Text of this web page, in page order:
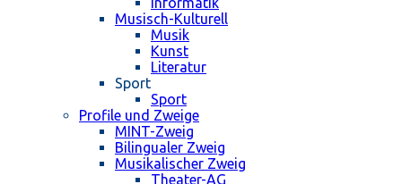
Musisch-Kulturell
Musik
Kunst
Literatur
Sport
Sport
Profile und Zweige
MINT-Zweig
Bilingualer Zweig
Musikalischer Zweig
Theater-AG